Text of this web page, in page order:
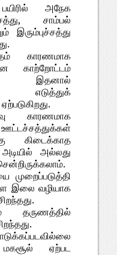
அநேக
சாம்பல்
இரும்புச்சத்து
காரணமாக
காற்றோட்டம்
இதனால்
எடுத்துக்
காரணமாக
கிடைக்காத
அல்லது
முறைப்படுத்தி
இலை வழியாக
தருணத்தில்
ஏற்பட